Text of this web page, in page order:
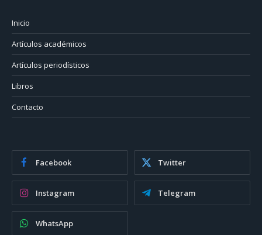
Inicio
Artículos académicos
Artículos periodísticos
Libros
Contacto
Facebook Twitter
Instagram Telegram
WhatsApp